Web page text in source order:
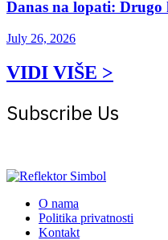
Danas na lopati: Drugo
July 26, 2026
VIDI VIŠE >
Subscribe Us
O nama
Politika privatnosti
Kontakt